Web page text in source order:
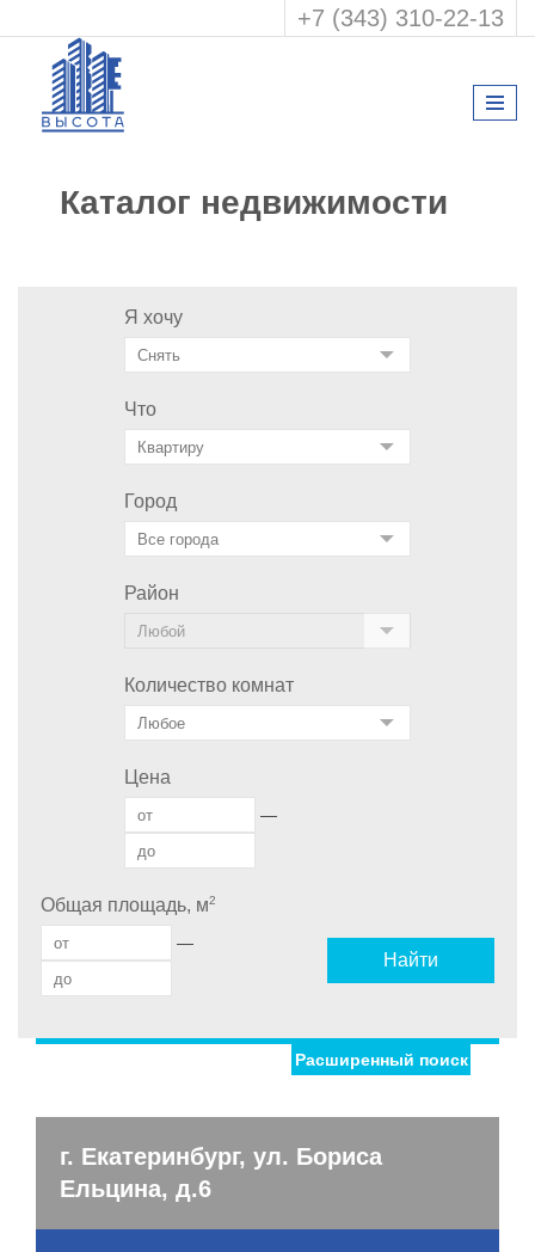
+7 (343) 310-22-13
Каталог недвижимости
Я хочу
Что
Город
Район
Количество комнат
Цена
—
Общая площадь, м2
—
Найти
Дом
Дата публикации
Номер объекта
Жилая площадь
Расширенный поиск
г. Екатеринбург, ул. Бориса
Ельцина, д.6